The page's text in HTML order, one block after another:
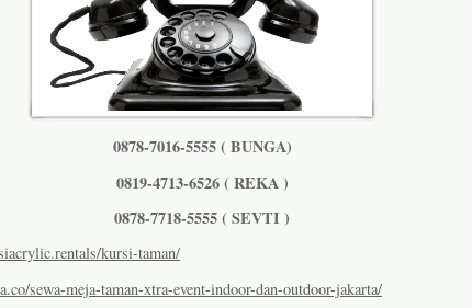
0878-7016-5555 ( BUNGA)
0819-4713-6526 ( REKA )
0878-7718-5555 ( SEVTI )
kursi-taman/
sewa-meja-taman-xtra-event-indoor-dan-outdoor-jakarta/